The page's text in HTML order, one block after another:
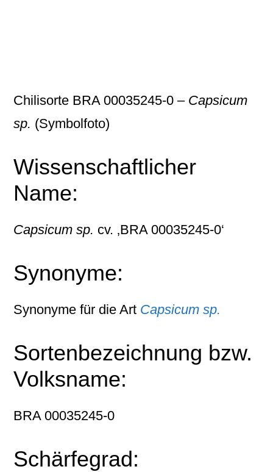
Chilisorte BRA 00035245-0 – Capsicum
sp. (Symbolfoto)
Wissenschaftlicher
Name:
Capsicum sp. cv. ‚BRA 00035245-0‘
Synonyme:
Synonyme für die Art Capsicum sp.
Sortenbezeichnung bzw.
Volksname:
BRA 00035245-0
Schärfegrad: